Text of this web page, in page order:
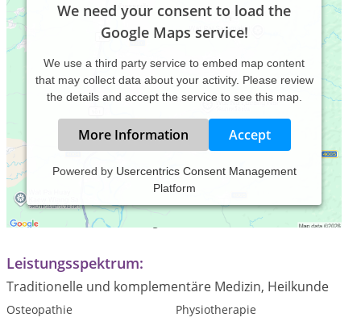
We need your consent to load the
Google Maps service!
We use a third party service to embed map content
that may collect data about your activity. Please review
the details and accept the service to see this map.
More Information Accept
Powered by Usercentrics Consent Management
Platform
Praxiszeiten:
Termine nach Vereinbarung
Leistungsspektrum:
Traditionelle und komplementäre Medizin, Heilkunde
Osteopathie Physiotherapie